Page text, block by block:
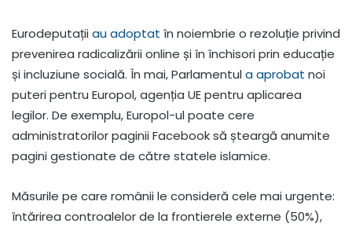
Eurodeputațiiau adoptat în noiembrie o rezoluție privind
prevenirea radicalizării online și în închisori prin educație
și incluziune socială. În mai, Parlamentula aprobat noi
puteri pentru Europol, agenția UE pentru aplicarea
legilor. De exemplu, Europol-ul poate cere
administratorilor paginii Facebook să șteargă anumite
pagini gestionate de către statele islamice.
Măsurile pe care românii le consideră cele mai urgente:
întărirea controalelor de la frontierele externe (50%),